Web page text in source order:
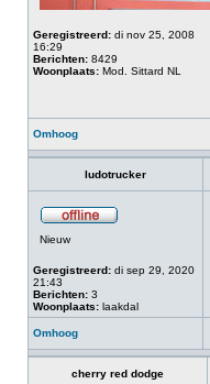
Geregistreerd: di nov 25, 2008
16:29
Berichten: 8429
Woonplaats: Mod. Sittard NL
Omhoog
ludotrucker
Nieuw
Geregistreerd: di sep 29, 2020
21:43
Berichten: 3
Woonplaats: laakdal
Omhoog
cherry red dodge